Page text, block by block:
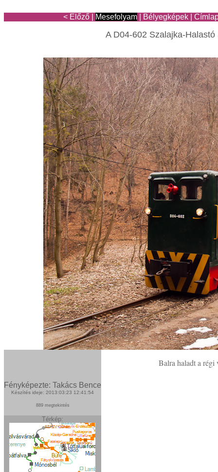
< Előző Mesefolyam Bélyegképek
A D04-602 Szalajka-Halastó
Fényképezte: Takács Bence
Készítés ideje: 2013:03:23 12:41:54
889 megtekintés
Térkép:
Balra haladt a régi